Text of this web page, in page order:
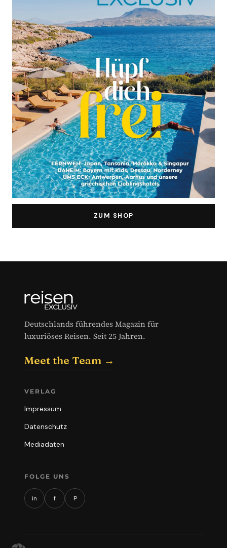
ZUM SHOP
Deutschlands führendes Magazin für
luxuriöses Reisen. Seit 25 Jahren.
Meet the Team →
VERLAG
Impressum
Datenschutz
Mediadaten
FOLGE UNS
in f P